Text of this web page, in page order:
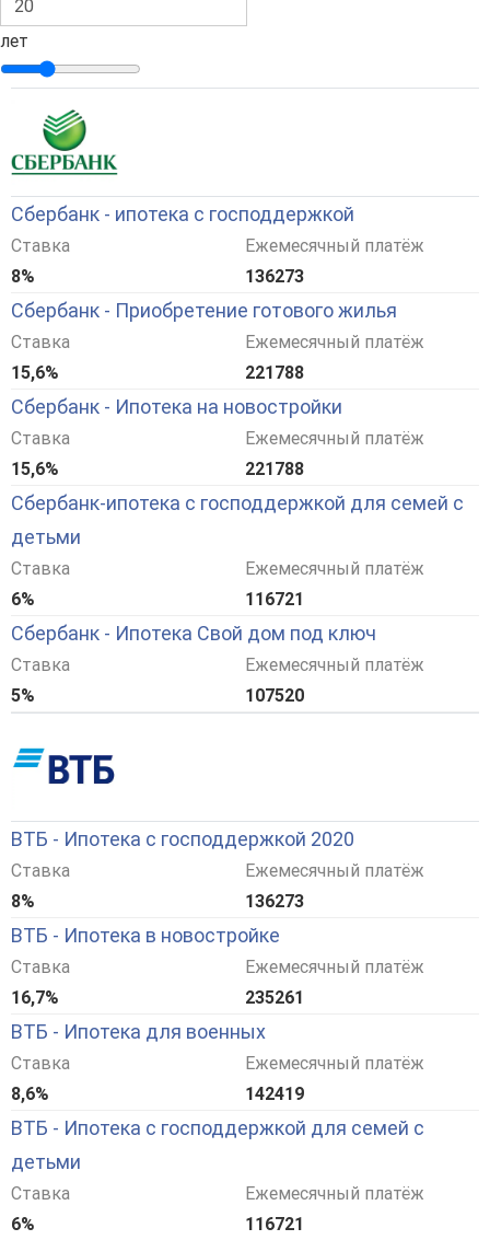
лет
Сбербанк - ипотека с господдержкой
Ставка
8%
Ежемесячный платёж
136273
Сбербанк - Приобретение готового жилья
Ставка
15,6%
Ежемесячный платёж
221788
Сбербанк - Ипотека на новостройки
Ставка
15,6%
Ежемесячный платёж
221788
Сбербанк-ипотека с господдержкой для семей с
детьми
Ставка
6%
Ежемесячный платёж
116721
Сбербанк - Ипотека Свой дом под ключ
Ставка
5%
Ежемесячный платёж
107520
ВТБ - Ипотека с господдержкой 2020
Ставка
8%
Ежемесячный платёж
136273
ВТБ - Ипотека в новостройке
Ставка
16,7%
Ежемесячный платёж
235261
ВТБ - Ипотека для военных
Ставка
8,6%
Ежемесячный платёж
142419
ВТБ - Ипотека с господдержкой для семей с
детьми
Ставка
6%
Ежемесячный платёж
116721